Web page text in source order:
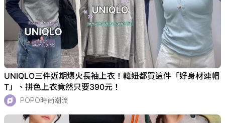
UNIQLO三件近期爆火長袖上衣！韓妞都買這件「好身材連帽
T」、拼色上衣竟然只要390元！
POPO時尚潮流